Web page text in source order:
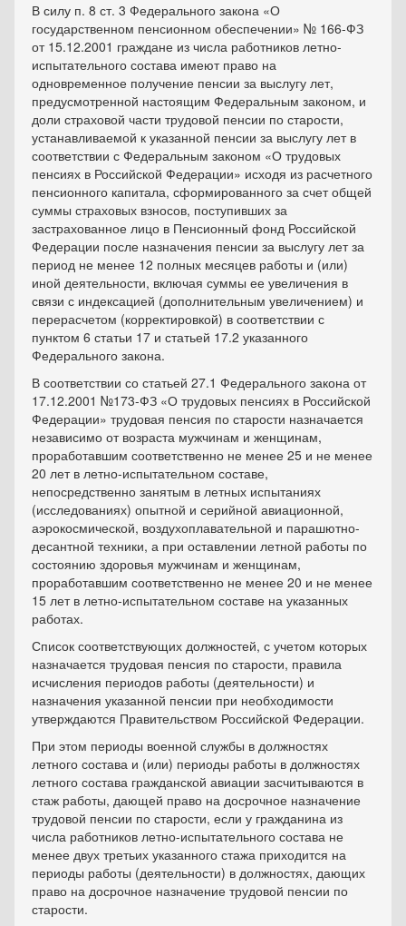
В силу п. 8 ст. 3 Федерального закона «О
государственном пенсионном обеспечении» № 166-ФЗ
от 15.12.2001 граждане из числа работников летно-
испытательного состава имеют право на
одновременное получение пенсии за выслугу лет,
предусмотренной настоящим Федеральным законом, и
доли страховой части трудовой пенсии по старости,
устанавливаемой к указанной пенсии за выслугу лет в
соответствии с Федеральным законом «О трудовых
пенсиях в Российской Федерации» исходя из расчетного
пенсионного капитала, сформированного за счет общей
суммы страховых взносов, поступивших за
застрахованное лицо в Пенсионный фонд Российской
Федерации после назначения пенсии за выслугу лет за
период не менее 12 полных месяцев работы и (или)
иной деятельности, включая суммы ее увеличения в
связи с индексацией (дополнительным увеличением) и
перерасчетом (корректировкой) в соответствии с
пунктом 6 статьи 17 и статьей 17.2 указанного
Федерального закона.
В соответствии со статьей 27.1 Федерального закона от
17.12.2001 №173-ФЗ «О трудовых пенсиях в Российской
Федерации» трудовая пенсия по старости назначается
независимо от возраста мужчинам и женщинам,
проработавшим соответственно не менее 25 и не менее
20 лет в летно-испытательном составе,
непосредственно занятым в летных испытаниях
(исследованиях) опытной и серийной авиационной,
аэрокосмической, воздухоплавательной и парашютно-
десантной техники, а при оставлении летной работы по
состоянию здоровья мужчинам и женщинам,
проработавшим соответственно не менее 20 и не менее
15 лет в летно-испытательном составе на указанных
работах.
Список соответствующих должностей, с учетом которых
назначается трудовая пенсия по старости, правила
исчисления периодов работы (деятельности) и
назначения указанной пенсии при необходимости
утверждаются Правительством Российской Федерации.
При этом периоды военной службы в должностях
летного состава и (или) периоды работы в должностях
летного состава гражданской авиации засчитываются в
стаж работы, дающей право на досрочное назначение
трудовой пенсии по старости, если у гражданина из
числа работников летно-испытательного состава не
менее двух третьих указанного стажа приходится на
периоды работы (деятельности) в должностях, дающих
право на досрочное назначение трудовой пенсии по
старости.